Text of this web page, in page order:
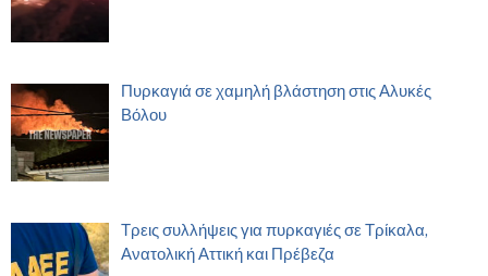
Πυρκαγιά σε χαμηλή βλάστηση στις Αλυκές
Βόλου
Τρεις συλλήψεις για πυρκαγιές σε Τρίκαλα,
Ανατολική Αττική και Πρέβεζα